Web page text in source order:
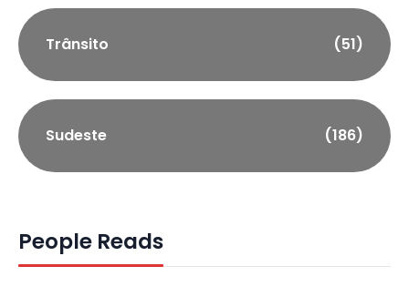
Trânsito (51)
Sudeste (186)
People Reads